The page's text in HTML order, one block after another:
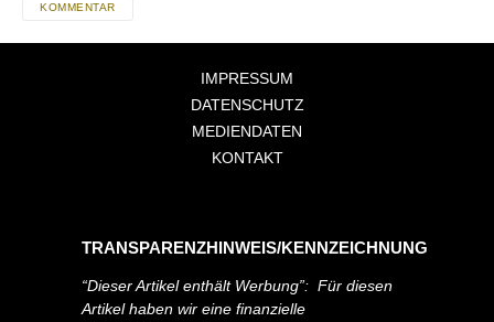
KOMMENTAR
IMPRESSUM
DATENSCHUTZ
MEDIENDATEN
KONTAKT
TRANSPARENZHINWEIS/KENNZEICHNUNG
“Dieser Artikel enthält Werbung”: Für diesen
Artikel haben wir eine finanzielle